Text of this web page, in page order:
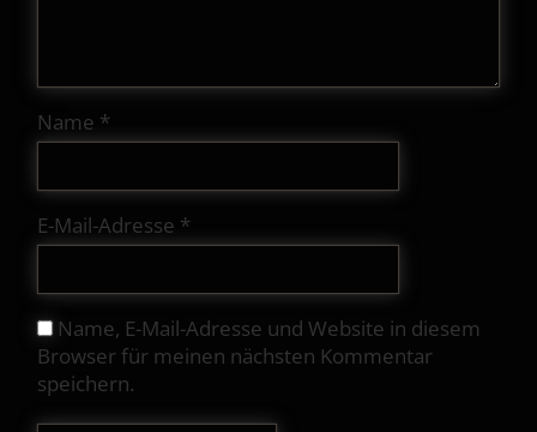
Name *
E-Mail-Adresse *
Name, E-Mail-Adresse und Website in diesem
Browser für meinen nächsten Kommentar
speichern.